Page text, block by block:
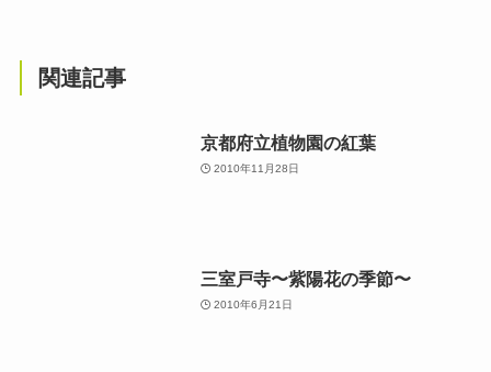
関連記事
京都府立植物園の紅葉
2010年11月28日
三室戸寺〜紫陽花の季節〜
2010年6月21日